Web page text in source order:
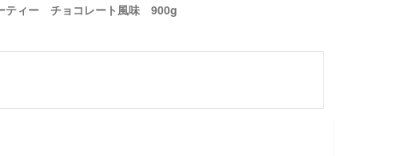
ティー チョコレート風味 900g